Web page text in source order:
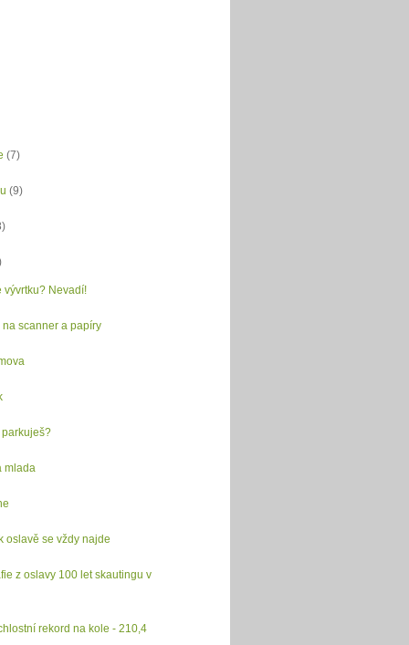
(7)
(9)
vývrtku? Nevadí!
na scanner a papíry
mlada
oslavě se vždy najde
z oslavy 100 let skautingu v
rekord na kole - 210,4